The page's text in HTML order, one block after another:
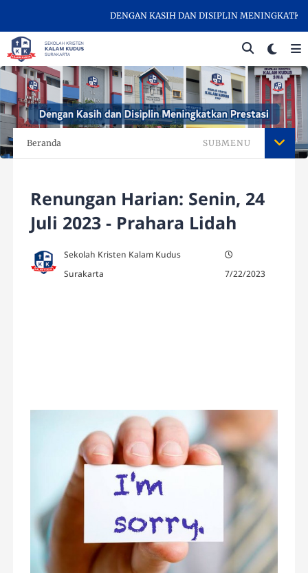
DENGAN KASIH DAN DISIPLIN MENINGKATKAN
Beranda SUBMENU
Renungan Harian: Senin, 24
Juli 2023 - Prahara Lidah
Sekolah Kristen Kalam Kudus
Surakarta
7/22/2023